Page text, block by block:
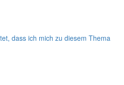
dass ich mich zu diesem Thema